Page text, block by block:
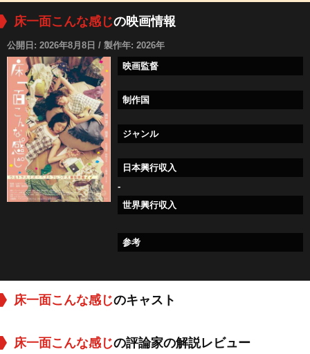
床一面こんな感じの映画情報
公開日: 2026年8月8日 / 製作年: 2026年
映画監督
制作国
ジャンル
日本興行収入
-
世界興行収入
参考
床一面こんな感じのキャスト
床一面こんな感じの評論家の解説レビュー